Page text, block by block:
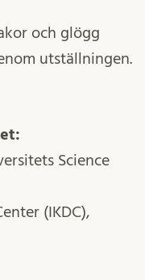
och glögg
utställningen.
Science
(IKDC),